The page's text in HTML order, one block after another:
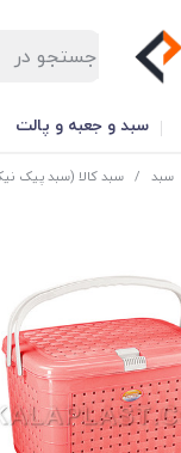
سبد و جعبه و پالت
سبد / سبد کالا (سبد پیک